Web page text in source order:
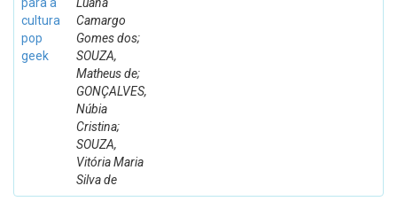
cultura
pop
geek
Camargo
Gomes dos;
SOUZA,
Matheus de;
GONÇALVES,
Núbia
Cristina;
SOUZA,
Vitória Maria
Silva de